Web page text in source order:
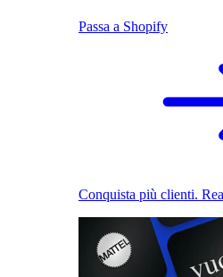
Passa a Shopify
Conquista più clienti.